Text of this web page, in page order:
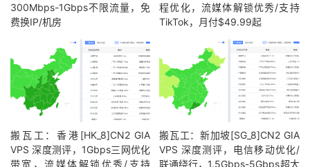
300Mbps-1Gbps不限流量，免
费换IP/机房
程优化，流媒体解锁优秀/支持
TikTok，月付$49.99起
搬瓦工：香港[HK_8]CN2 GIA
VPS 深度测评，1Gbps三网优化
带宽，流媒体解锁优秀/支持
搬瓦工：新加坡[SG_8]CN2 GIA
VPS 深度测评，电信移动优化/
联通绕行，1.5Gbps-5Gbps超大